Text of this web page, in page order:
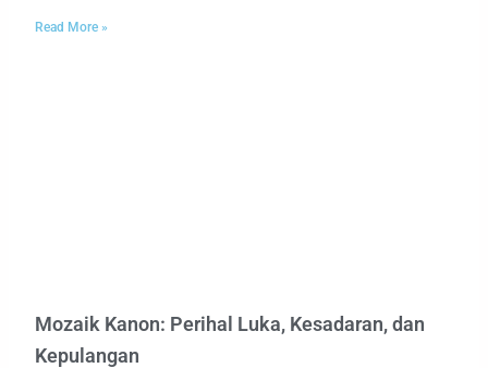
Read More »
Mozaik Kanon: Perihal Luka, Kesadaran, dan
Kepulangan